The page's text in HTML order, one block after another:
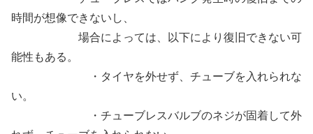
時間が想像できないし、
場合によっては、以下により復旧できない可
能性もある。
・タイヤを外せず、チューブを入れられな
い。
・チューブレスバルブのネジが固着して外